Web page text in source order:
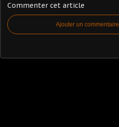
Commenter cet article
Ajouter un commentaire